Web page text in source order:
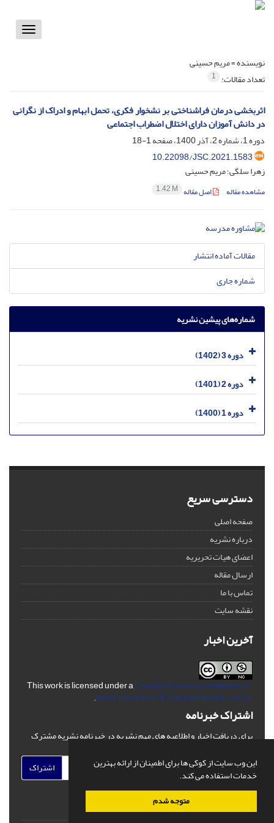
این وب سایت از کوکی ها برای اطمینان از ارائه بهترین
خدمات استفاده می کند.
متوجه شدم
Toggle
نویسنده =مریم حسینی
تعداد مقالات: 1
اثربخشی درمان فراشناختی بر نشخوار فکری، تحمل ابهام و ادراک از نگرانی
در دانش آموزان دارای اختلال اضطراب اجتماعی
دوره 1، شماره 2، آذر 1400، صفحه
1-18
10.22098/JSC.2021.1583
زهرا سلگی؛ مریم حسینی
مشاهده مقاله اصل مقاله 1.42 M
مقالات آماده انتشار
شماره جاری
شماره‌های پیشین نشریه
دوره 3 (1402)
دوره 2 (1401)
دوره 1 (1400)
دسترسی سریع
صفحه اصلی
درباره نشریه
اعضای هیات تحریریه
ارسال مقاله
تماس با ما
نقشه سایت
آخرین اخبار
This work is licensed under aCreative Commons Attribution-
NonCommercial 4.0 International License
.
اشتراک خبرنامه
برای دریافت اخبار و اطلاعیه های مهم نشریه در خبرنامه نشریه مشترک
اشتراک